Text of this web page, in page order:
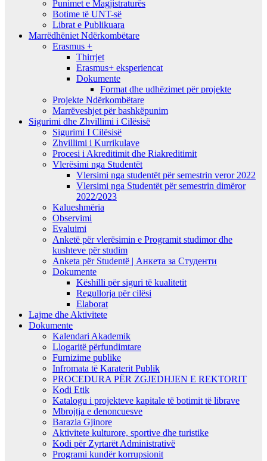
Punimet e Magjistraturës
Botime të UNT-së
Librat e Publikuara
Marrëdhëniet Ndërkombëtare
Erasmus +
Thirrjet
Erasmus+ eksperiencat
Dokumente
Format dhe udhëzimet për projekte
Projekte Ndërkombëtare
Marrëveshjet për bashkëpunim
Sigurimi dhe Zhvillimi i Cilësisë
Sigurimi I Cilësisë
Zhvillimi i Kurrikulave
Procesi i Akreditimit dhe Riakreditimit
Vlerësimi nga Studentët
Vlersimi nga studentët për semestrin veror 2022
Vlersimi nga Studentët për semestrin dimëror
2022/2023
Kalueshmëria
Observimi
Evaluimi
Anketë për vlerësimin e Programit studimor dhe
kushteve për studim
Anketa për Studentë | Анкета за Студенти
Dokumente
Këshilli për siguri të kualitetit
Regullorja për cilësi
Elaborat
Lajme dhe Aktivitete
Dokumente
Kalendari Akademik
Llogaritë përfundimtare
Furnizime publike
Infromata të Karaterit Publik
PROCEDURA PËR ZGJEDHJEN E REKTORIT
Kodi Etik
Katalogu i projekteve kapitale të botimit të librave
Mbrojtja e denoncuesve
Barazia Gjinore
Aktivitete kulturore, sportive dhe turistike
Kodi për Zyrtarët Administrativë
Programi kundër korrupsionit